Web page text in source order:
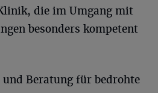
die im Umgang mit
besonders kompetent
Beratung für bedrohte